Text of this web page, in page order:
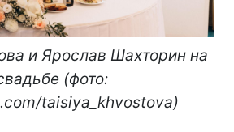
и Ярослав Шахторин на
(фото:
taisiya_khvostova)